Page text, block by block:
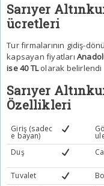
Sarıyer
ücretleri
Tur firmalarının gidiş-
kapsayan fiyatları
ise 40 TLolarak belirlendi
Sarıyer
Özellikleri
Giriş (sadec
e bayan)
Duş
Tuvalet